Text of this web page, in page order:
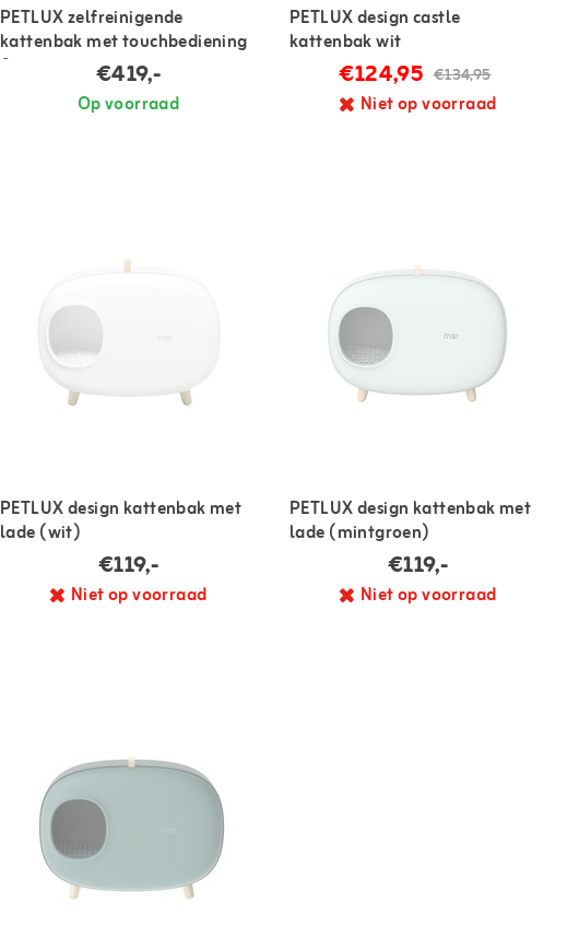
PETLUX zelfreinigende
kattenbak met touchbediening
& app
€419,-
Op voorraad
PETLUX design castle
kattenbak wit
€124,95 €134,95
Niet op voorraad
PETLUX design kattenbak met
lade (wit)
€119,-
Niet op voorraad
PETLUX design kattenbak met
lade (mintgroen)
€119,-
Niet op voorraad